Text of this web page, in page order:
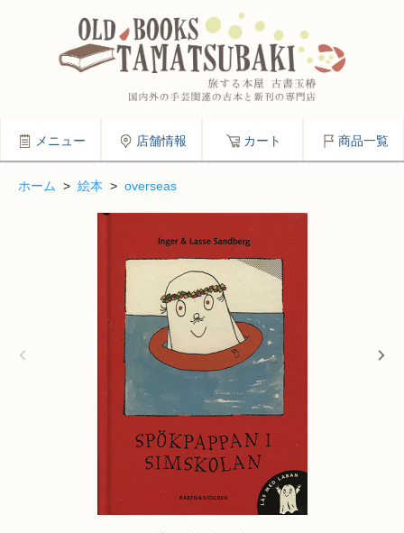
メニュー 店舗情報 カート 商品一覧
ホーム > 絵本 > overseas